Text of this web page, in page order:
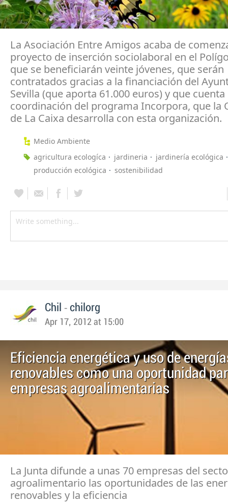
La Asociación Entre Amigos acaba de
proyecto de inserción sociolaboral en el
que se beneficiarán veinte jóvenes, que serán
contratados gracias a la financiación del
Sevilla (que aporta 61.000 euros) y que
coordinación del programa Incorpora, que la
de La Caixa desarrolla con esta organización.
Medio Ambiente
agricultura ecologíca
jardineria
jardinería ecológica
producción ecológica
sostenibilidad
Chil - chilorg
Apr 17, 2012 at 15:00
Eficiencia energética y uso de
renovables como una oportunidad
empresas agroalimentarias
La Junta difunde a unas 70 empresas del
agroalimentario las oportunidades de las
renovables y la eficiencia